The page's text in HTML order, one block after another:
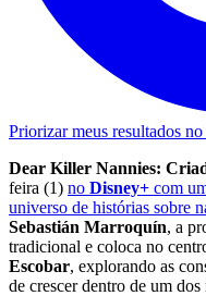
Priorizar meus resultados
Dear Killer Nannies:
feira (1) no Disney+ com
universo de histórias sobre
Sebastián Marroquín, a
tradicional e coloca no
Escobar, explorando as
de crescer dentro de um